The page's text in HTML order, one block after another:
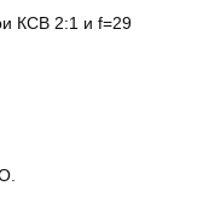
КСВ 2:1 и f=29